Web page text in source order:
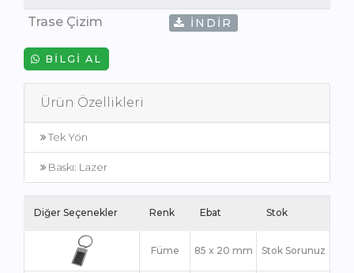
Trase Çizim
İNDIR
BILGI AL
Ürün Özellikleri
Tek Yön
Baskı: Lazer
Diğer Seçenekler Renk Ebat Stok
Füme 85 x 20 mm Stok Sorunuz